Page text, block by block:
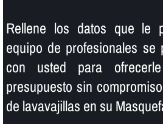
Rellene los datos que le
equipo de profesionales se
con usted para
presupuesto sin
de lavavajillas en su